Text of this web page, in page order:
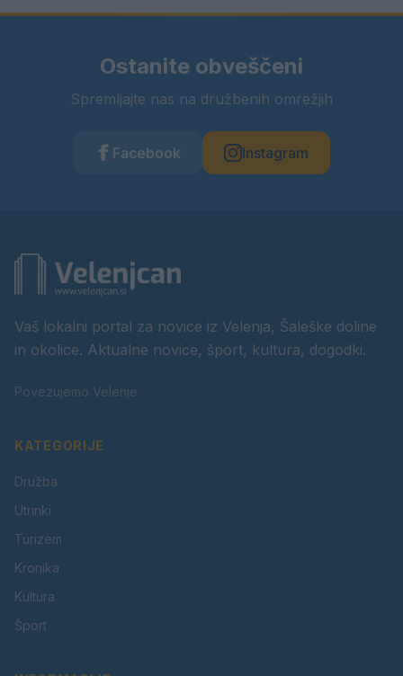
Ostanite obveščeni
Spremljajte nas na družbenih omrežjih
Facebook Instagram
Vaš lokalni portal za novice iz Velenja, Šaleške doline
in okolice. Aktualne novice, šport, kultura, dogodki.
Povezujemo Velenje.
KATEGORIJE
Družba
Utrinki
Turizem
Kronika
Kultura
Šport